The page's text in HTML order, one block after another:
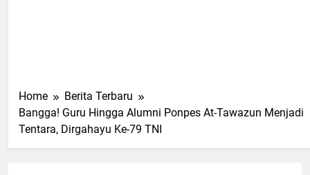
Home
Berita Terbaru
Bangga! Guru Hingga Alumni Ponpes At-Tawazun Menjadi
Tentara, Dirgahayu Ke-79 TNI